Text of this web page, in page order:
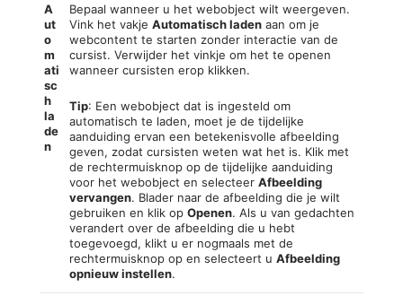
A
ut
o
m
ati
sc
h
la
de
n
Bepaal wanneer u het webobject wilt weergeven.
Vink het vakjeAutomatisch laden aan om je
webcontent te starten zonder interactie van de
cursist. Verwijder het vinkje om het te openen
wanneer cursisten erop klikken.
Tip: Een webobject dat is ingesteld om
automatisch te laden, moet je de tijdelijke
aanduiding ervan een betekenisvolle afbeelding
geven, zodat cursisten weten wat het is. Klik met
de rechtermuisknop op de tijdelijke aanduiding
voor het webobject en selecteerAfbeelding
vervangen. Blader naar de afbeelding die je wilt
gebruiken en klik opOpenen. Als u van gedachten
verandert over de afbeelding die u hebt
toegevoegd, klikt u er nogmaals met de
rechtermuisknop op en selecteert uAfbeelding
opnieuw instellen.